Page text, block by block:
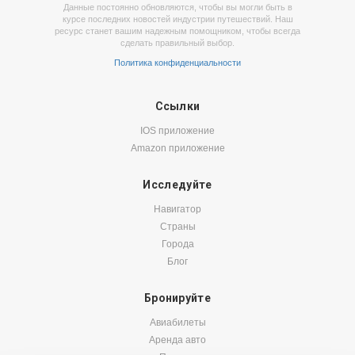
Данные постоянно обновляются, чтобы вы могли быть в
курсе последних новостей индустрии путешествий. Наш
ресурс станет вашим надежным помощником, чтобы всегда
сделать правильный выбор.
Политика конфиденциальности
Ссылки
IOS приложение
Amazon приложение
Исследуйте
Навигатор
Страны
Города
Блог
Бронируйте
Авиабилеты
Аренда авто